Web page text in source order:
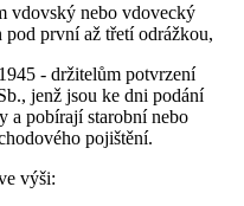
vdovský nebo vdovecký
pod první až třetí odrážkou,
- držitelům potvrzení
jenž jsou ke dni podání
a pobírají starobní nebo
pojištění.
výši: